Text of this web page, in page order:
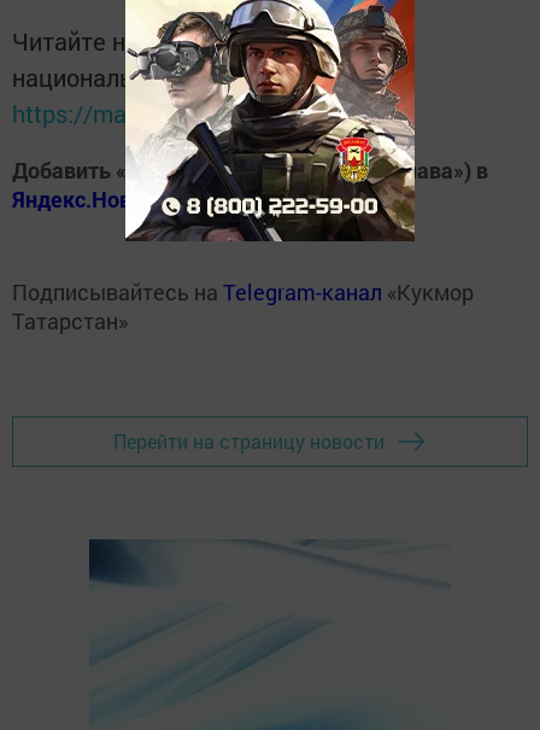
Читайте новости Татарстана в
национальном мессенджере MАХ:
https://max.ru/tatmedia
Добавить «Хезмэт даны» («Трудовая слава») в
Яндекс.Новости
Подписывайтесь на Telegram-канал «Кукмор
Татарстан»
Перейти на страницу новости